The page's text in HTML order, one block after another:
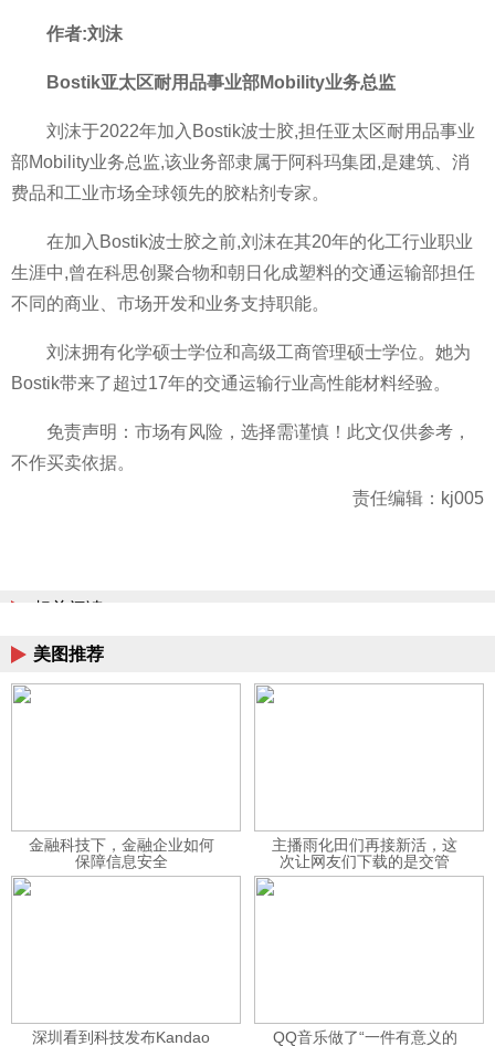
作者:刘沫
Bostik亚太区耐用品事业部Mobility业务总监
刘沫于2022年加入Bostik波士胶,担任亚太区耐用品事业
部Mobility业务总监,该业务部隶属于阿科玛集团,是建筑、消
费品和工业市场全球领先的胶粘剂专家。
在加入Bostik波士胶之前,刘沫在其20年的化工行业职业
生涯中,曾在科思创聚合物和朝日化成塑料的交通运输部担任
不同的商业、市场开发和业务支持职能。
刘沫拥有化学硕士学位和高级工商管理硕士学位。她为
Bostik带来了超过17年的交通运输行业高性能材料经验。
免责声明：市场有风险，选择需谨慎！此文仅供参考，
不作买卖依据。
责任编辑：kj005
相关阅读
美图推荐
金融科技下，金融企业如何
保障信息安全
主播雨化田们再接新活，这
次让网友们下载的是交管
12123APP
深圳看到科技发布Kandao
QQ音乐做了“一件有意义的